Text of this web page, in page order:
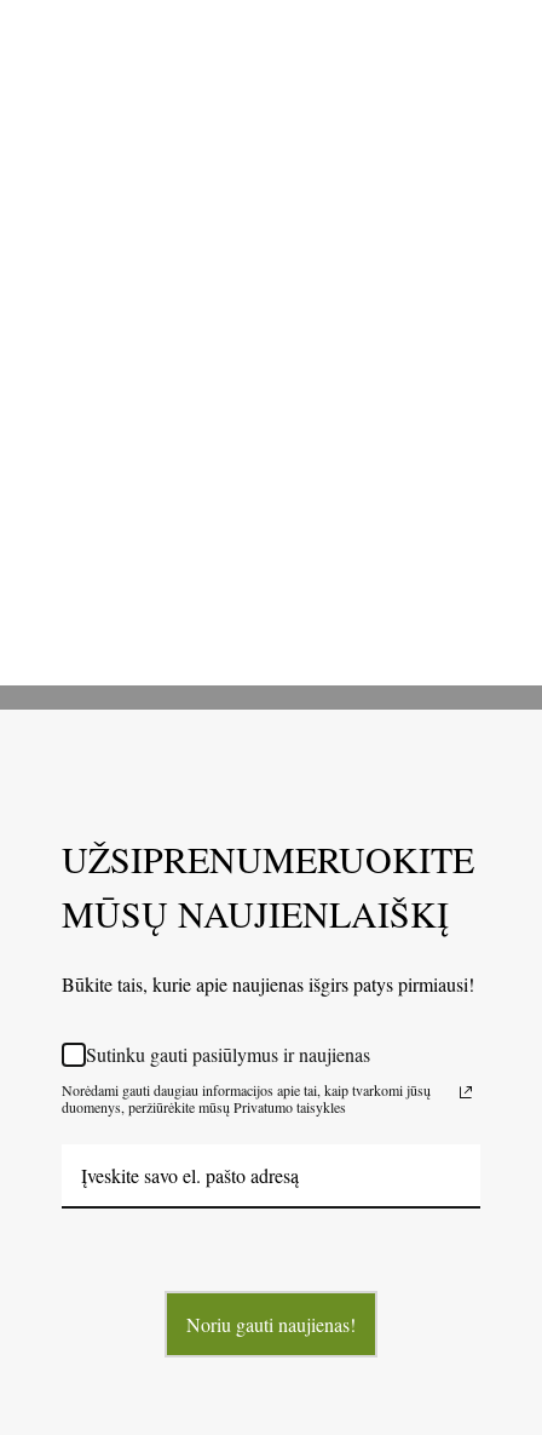
UŽSIPRENUMERUOKITE
MŪSŲ NAUJIENLAIŠKĮ
Būkite tais, kurie apie naujienas išgirs patys pirmiausi!
Sutinku gauti pasiūlymus ir naujienas
Norėdami gauti daugiau informacijos apie tai, kaip tvarkomi jūsų
duomenys, peržiūrėkite mūsų Privatumo taisykles
Noriu gauti naujienas!